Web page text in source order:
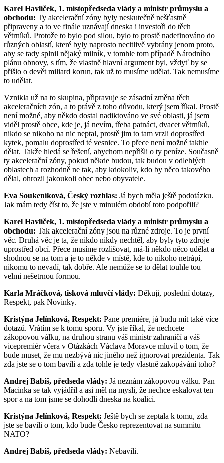
Karel Havlíček, 1. místopředseda vlády a ministr průmyslu a
obchodu: Ty akcelerační zóny byly neskutečně nešťastně
připraveny a to ve finále uznávají dneska i investoři do těch
větrníků. Protože to bylo pod silou, bylo to prostě nadefinováno do
různých oblastí, které byly naprosto necitlivě vybrány jenom proto,
aby se tady splnil nějaký milník, v tomhle tom případě Národního
plánu obnovy, s tím, že vlastně hlavní argument byl, vždyť by se
přišlo o devět miliard korun, tak už to musíme udělat. Tak nemusíme
to udělat.
Vznikla už na to skupina, připravuje se zásadní změna těch
akceleračních zón, a to právě z toho důvodu, který jsem říkal. Prostě
není možné, aby někdo dostal nadiktováno ve své oblasti, já jsem
viděl prostě obce, kde je, já nevím, třeba patnáct, dvacet větrníků,
nikdo se nikoho na nic neptal, prostě jim to tam vrzli doprostřed
kytek, pomalu doprostřed té vesnice. To přece není možné takhle
dělat. Takže hledá se řešení, abychom nepřišli o ty peníze. Současně
ty akcelerační zóny, pokud někde budou, tak budou v odlehlých
oblastech a rozhodně ne tak, aby kdokoliv, kdo by něco takového
dělal, ohrozil jakoukoli obec nebo obyvatele.
Eva Soukeníková, Český rozhlas: Já bych měla ještě podotázku.
Jak mám tedy číst to, že jste v minulém období toto podpořili?
Karel Havlíček, 1. místopředseda vlády a ministr průmyslu a
obchodu: Tak akcelerační zóny jsou na různé zdroje. To je první
věc. Druhá věc je ta, že nikdo nikdy nechtěl, aby byly tyto zdroje
uprostřed obcí. Přece musíme rozlišovat, má-li někdo něco udělat a
shodnou se na tom a je to někde v místě, kde to nikoho netrápí,
nikomu to nevadí, tak dobře. Ale nemůže se to dělat touhle tou
velmi nešetrnou formou.
Karla Mráčková, tisková mluvčí vlády: Děkuji, poslední dotazy,
Respekt, pak Novinky.
Kristýna Jelínková, Respekt: Pane premiére, já budu mít také více
dotazů. Vrátím se k tomu sporu. Vy jste říkal, že nechcete
zákopovou válku, na druhou stranu váš ministr zahraničí a váš
vicepremiér včera v Otázkách Václava Moravce mluvil o tom, že
bude muset, že mu nezbývá nic jiného než ignorovat prezidenta. Tak
zda jste se o tom bavili a zda tohle je tedy vlastně zakopávání toho?
Andrej Babiš, předseda vlády: Já neznám zákopovou válku. Pan
Macinka se tak vyjádřil a asi měl na mysli, že nechce eskalovat ten
spor a na tom jsme se dohodli dneska na koalici.
Kristýna Jelínková, Respekt: Ještě bych se zeptala k tomu, zda
jste se bavili o tom, kdo bude Česko reprezentovat na summitu
NATO?
Andrej Babiš, předseda vlády: Nebavili.